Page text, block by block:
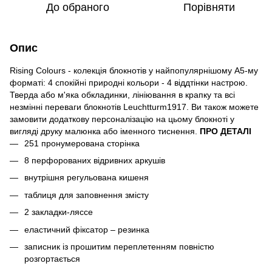
До обраного Порівняти
Опис
Rising Colours - колекція блокнотів у найпопулярнішому А5-му
форматі: 4 спокійні природні кольори - 4 віддтінки настрою.
Тверда або м'яка обкладинки, лініювання в крапку та всі
незмінні переваги блокнотів Leuchtturm1917. Ви також можете
замовити додаткову персоналізацію на цьому блокноті у
вигляді друку малюнка або іменного тиснення. ПРО ДЕТАЛІ
251 пронумерована сторінка
8 перфорованих відривних аркушів
внутрішня регульована кишеня
таблиця для заповнення змісту
2 закладки-ляссе
еластичний фіксатор – резинка
записник із прошитим переплетенням повністю
розгортається